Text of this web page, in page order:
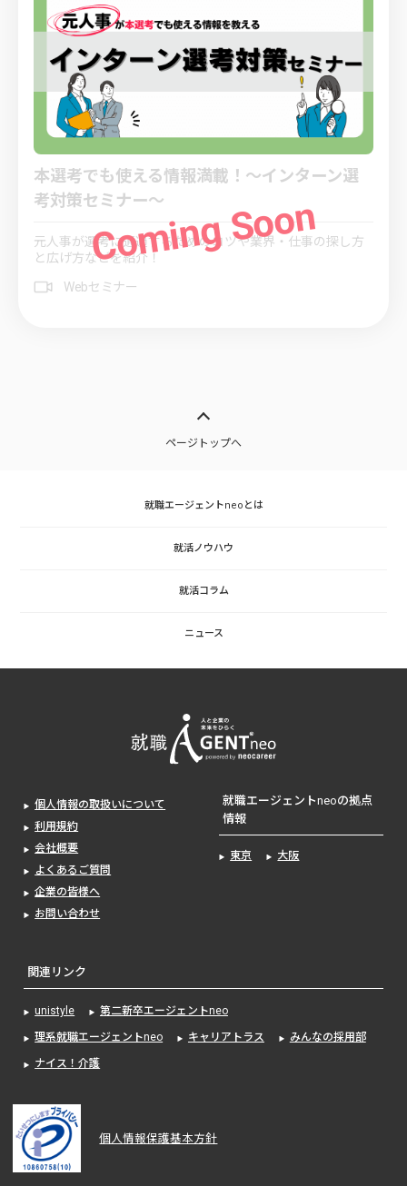
本選考でも使える情報満載！～インターン選
考対策セミナー～
元人事が選考に通過するためのコツや業界・仕事の探し方
と広げ方などを紹介！
Webセミナー
ページトップへ
就職エージェントneoとは
就活ノウハウ
就活コラム
ニュース
個人情報の取扱いについて
利用規約
会社概要
よくあるご質問
企業の皆様へ
お問い合わせ
就職エージェントneoの拠点
情報
東京 大阪
関連リンク
unistyle 第二新卒エージェントneo
理系就職エージェントneo キャリアトラス みんなの採用部
ナイス！介護
個人情報保護基本方針